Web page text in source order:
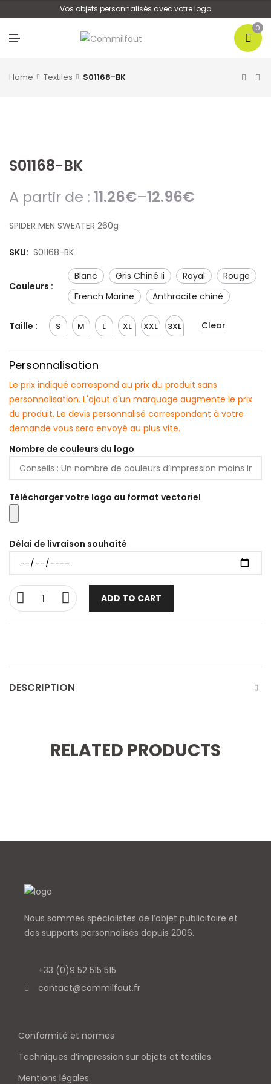
Vos objets personnalisés avec votre logo
0
Home Textiles S01168-BK
S01168-BK
A partir de : 11.26€–12.96€
SPIDER MEN SWEATER 260g
SKU: S01168-BK
Couleurs :
Blanc Gris Chiné Ii Royal
Rouge
French Marine
anthracite chiné
Taille : S M L XL XXL 3XL Clear
Personnalisation
Le prix indiqué correspond au prix du produit sans
personnalisation. L'ajout d'un marquage augmente le prix
du produit. Le devis personnalisé correspondant à votre
demande vous sera envoyé au plus vite.
Nombre de couleurs du logo
Télécharger votre logo au format vectoriel
Délai de livraison souhaité
ADD TO CART
DESCRIPTION
RELATED PRODUCTS
Nous sommes spécialistes de l’objet publicitaire et
des supports personnalisés depuis 2006.
+33 (0)9 52 515 515
contact@commilfaut.fr
Conformité et normes
Techniques d’impression sur objets et textiles
Mentions légales